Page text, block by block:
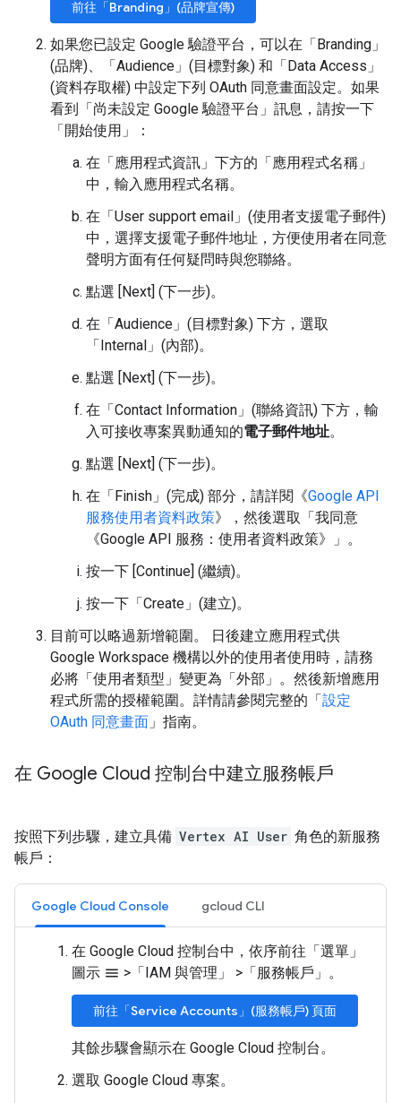
前往「Branding」(品牌宣傳)
如果您已設定 Google 驗證平台，可以在「Branding」
(品牌)、「Audience」(目標對象) 和「Data Access」
(資料存取權) 中設定下列 OAuth 同意畫面設定。如果
看到「尚未設定 Google 驗證平台」 訊息，請按一下
「開始使用」
：
在「應用程式資訊」 下方的「應用程式名稱」
中，輸入應用程式名稱。
在「User support email」(使用者支援電子郵件)
中，選擇支援電子郵件地址，方便使用者在同意
聲明方面有任何疑問時與您聯絡。
點選 [Next] (下一步)。
在「Audience」(目標對象) 下方，選取
「Internal」(內部)。
點選 [Next] (下一步)。
在「Contact Information」(聯絡資訊) 下方，輸
入可接收專案異動通知的電子郵件地址。
點選 [Next] (下一步)。
在「Finish」(完成) 部分，請詳閱《Google API
服務使用者資料政策》，然後選取「我同意
《Google API 服務：使用者資料政策》」 。
按一下 [Continue] (繼續)。
按一下「Create」(建立)。
目前可以略過新增範圍。 日後建立應用程式供
Google Workspace 機構以外的使用者使用時，請務
必將「使用者類型」 變更為「外部」 。然後新增應用
程式所需的授權範圍。詳情請參閱完整的「 設定
OAuth 同意畫面 」指南。
在 Google Cloud 控制台中建立服務帳戶
按照下列步驟，建立具備 Vertex AI User 角色的新服務
帳戶：
Google Cloud Console gcloud CLI
在 Google Cloud 控制台中，依序前往「選單」
圖示 menu > 「IAM 與管理」 > 「服務帳戶」 。
前往「Service Accounts」(服務帳戶) 頁面
其餘步驟會顯示在 Google Cloud 控制台。
選取 Google Cloud 專案。